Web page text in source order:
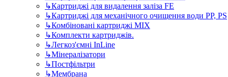
↳TDS метри - контроль якості води в домашніх
↳Баки (гідроакумулятори) для систем зворотного
↳Крани чистої води для зворотних осмосів
↳Помпи підвищення тиску для систем зворотного
↳ Фітинги та запчастини до фільтрів для води
↳Ультрафіолетові лампи для очищення води в
Фільтри для дому та котеджу